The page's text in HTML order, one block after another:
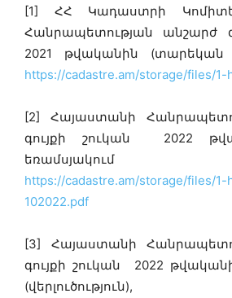
[1] ՀՀ Կադաստրի
Հանրապետության անշարժ
2021 թվականին (տարեկան
https://cadastre.am/storage/files/1-
[2] Հայաստանի
գույքի շուկան 2022
եռամսյակում
https://cadastre.am/storage/files/1-
102022.pdf
[3] Հայաստանի
գույքի շուկան 2022
(վերլուծություն),